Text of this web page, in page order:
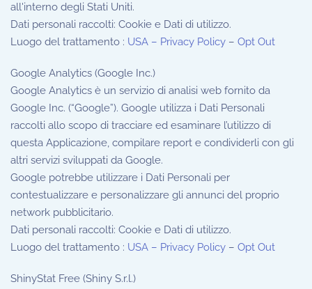
all'interno degli Stati Uniti.
Dati personali raccolti: Cookie e Dati di utilizzo.
Luogo del trattamento : USA – Privacy Policy – Opt Out
Google Analytics (Google Inc.)
Google Analytics è un servizio di analisi web fornito da
Google Inc. (“Google”). Google utilizza i Dati Personali
raccolti allo scopo di tracciare ed esaminare l’utilizzo di
questa Applicazione, compilare report e condividerli con gli
altri servizi sviluppati da Google.
Google potrebbe utilizzare i Dati Personali per
contestualizzare e personalizzare gli annunci del proprio
network pubblicitario.
Dati personali raccolti: Cookie e Dati di utilizzo.
Luogo del trattamento : USA – Privacy Policy – Opt Out
ShinyStat Free (Shiny S.r.l.)